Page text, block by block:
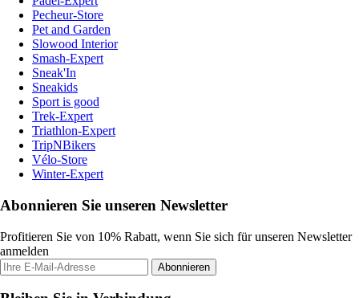
Pecheur-Store
Pet and Garden
Slowood Interior
Smash-Expert
Sneak'In
Sneakids
Sport is good
Trek-Expert
Triathlon-Expert
TripNBikers
Vélo-Store
Winter-Expert
Abonnieren Sie unseren Newsletter
Profitieren Sie von 10% Rabatt, wenn Sie sich für unseren Newsletter
anmelden
Abonnieren